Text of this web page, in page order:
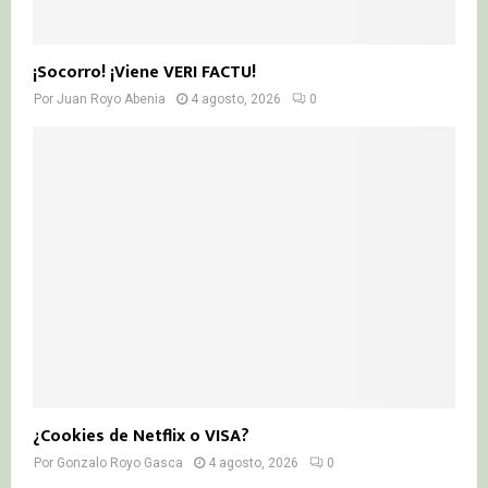
¡Socorro! ¡Viene VERI FACTU!
Por Juan Royo Abenia 4 agosto, 2026 0
¿Cookies de Netflix o VISA?
Por Gonzalo Royo Gasca 4 agosto, 2026 0